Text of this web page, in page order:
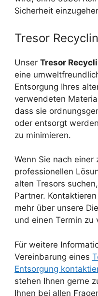
Sicherheit
Tresor
Unser Tresor
eine
Entsorgung Ihres
verwendeten
dass sie
oder entsorgt
zu minimieren.
Wenn Sie nach einer
professionellen
alten Tresors
Partner.
mehr über unsere
und einen Termin zu
Für weitere
Vereinbarung eines
Entsorgung
stehen Ihnen gerne
Ihnen bei allen